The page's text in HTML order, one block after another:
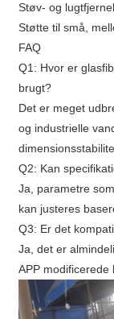
Støv- og
Støtte til små,
FAQ
Q1: Hvor er
brugt?
Det er meget
og industrielle
Q2: Kan
Ja, parametre
kan justeres
Q3: Er det
Ja, det er
APP